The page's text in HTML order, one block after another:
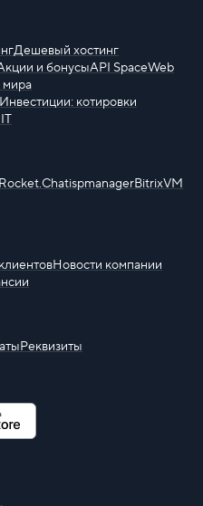
Дешевый хостинг
и бонусыAPI SpaceWeb
мира
котировки
Rocket.ChatispmanagerBitrixVM
Новости компании
Реквизиты